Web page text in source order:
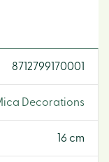
8712799170001
Decorations
16 cm